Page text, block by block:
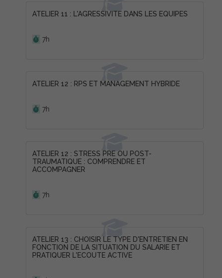
ATELIER 11 : L'AGRESSIVITE DANS LES EQUIPES
7h
ATELIER 12 : RPS ET MANAGEMENT HYBRIDE
7h
ATELIER 12 : STRESS PRE OU POST-
TRAUMATIQUE : COMPRENDRE ET
ACCOMPAGNER
7h
ATELIER 13 : CHOISIR LE TYPE D'ENTRETIEN EN
FONCTION DE LA SITUATION DU SALARIE ET
PRATIQUER L'ECOUTE ACTIVE